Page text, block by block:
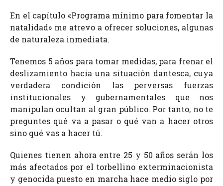
En el capítulo «Programa mínimo para fomentar la
natalidad» me atrevo a ofrecer soluciones, algunas
de naturaleza inmediata.
Tenemos 5 años para tomar medidas, para frenar el
deslizamiento hacia una situación dantesca, cuya
verdadera condición las perversas fuerzas
institucionales y gubernamentales que nos
manipulan ocultan al gran público. Por tanto, no te
preguntes qué va a pasar o qué van a hacer otros
sino qué vas a hacer tú.
Quienes tienen ahora entre 25 y 50 años serán los
más afectados por el torbellino exterminacionista
y genocida puesto en marcha hace medio siglo por